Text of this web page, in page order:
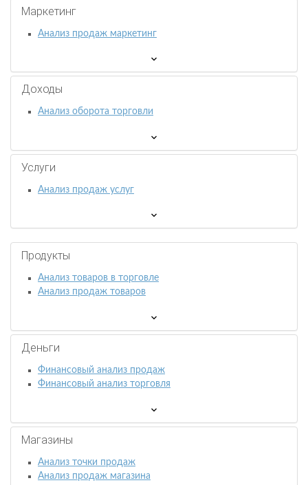
Маркетинг
Анализ продаж маркетинг
Доходы
Анализ оборота торговли
Услуги
Анализ продаж услуг
Продукты
Анализ товаров в торговле
Анализ продаж товаров
Деньги
Финансовый анализ продаж
Финансовый анализ торговля
Магазины
Анализ точки продаж
Анализ продаж магазина